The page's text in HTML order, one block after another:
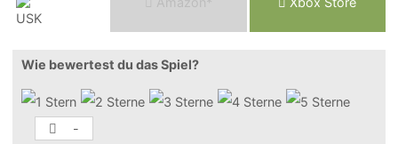
Wie bewertest du das Spiel?
-